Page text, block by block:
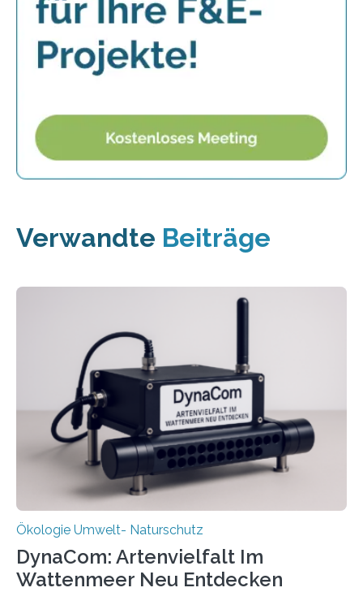
Verwandte Beiträge
Ökologie Umwelt- Naturschutz
DynaCom: Artenvielfalt Im
Wattenmeer Neu Entdecken